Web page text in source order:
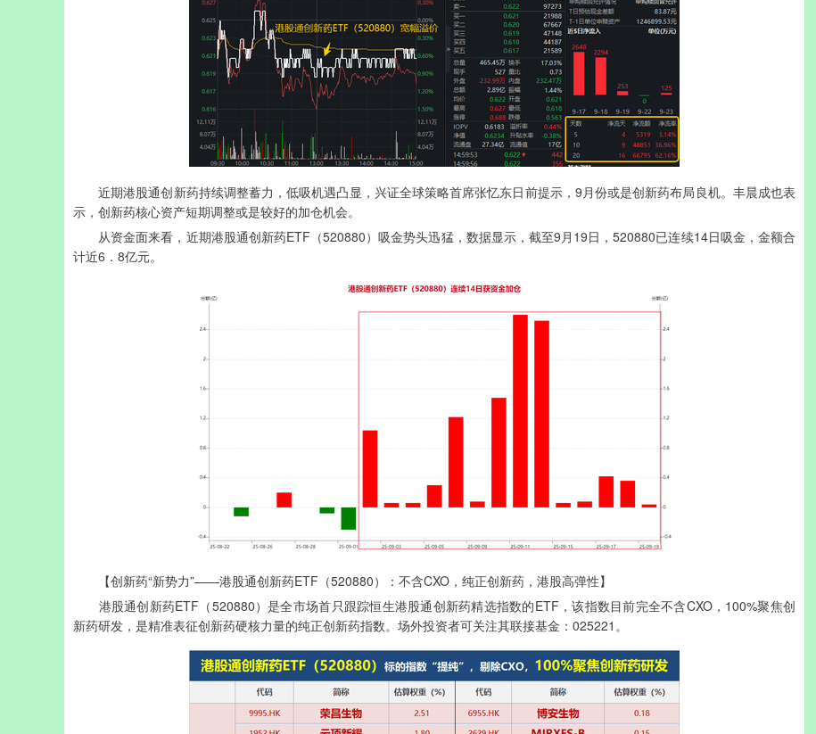
近期港股通创新药持续调整蓄力，低吸机遇凸显，兴证全球策略首席张忆东日前提示，9月份或是创新药布局良机。丰晨成也表
示，创新药核心资产短期调整或是较好的加仓机会。
从资金面来看，近期港股通创新药ETF（520880）吸金势头迅猛，数据显示，截至9月19日，520880已连续14日吸金，金额合
计近6．8亿元。
【创新药“新势力”——港股通创新药ETF（520880）：不含CXO，纯正创新药，港股高弹性】
港股通创新药ETF（520880）是全市场首只跟踪恒生港股通创新药精选指数的ETF，该指数目前完全不含CXO，100%聚焦创
新药研发，是精准表征创新药硬核力量的纯正创新药指数。场外投资者可关注其联接基金：025221。